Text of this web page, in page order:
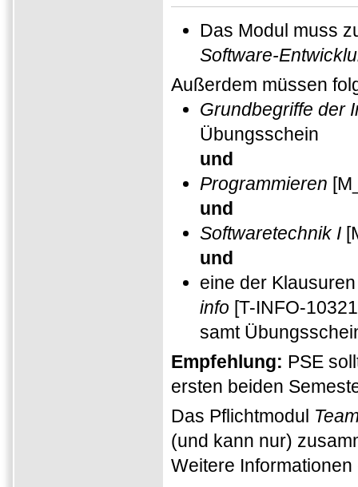
Das Modul muss
Software-
Außerdem müssen
Grundbegriffe der
Übungsschein
und
Programmieren
und
Softwaretechnik I
und
eine der
info [T-INFO-
samt
Empfehlung: PSE
ersten beiden
Das Pflichtmodul
(und kann nur)
Weitere